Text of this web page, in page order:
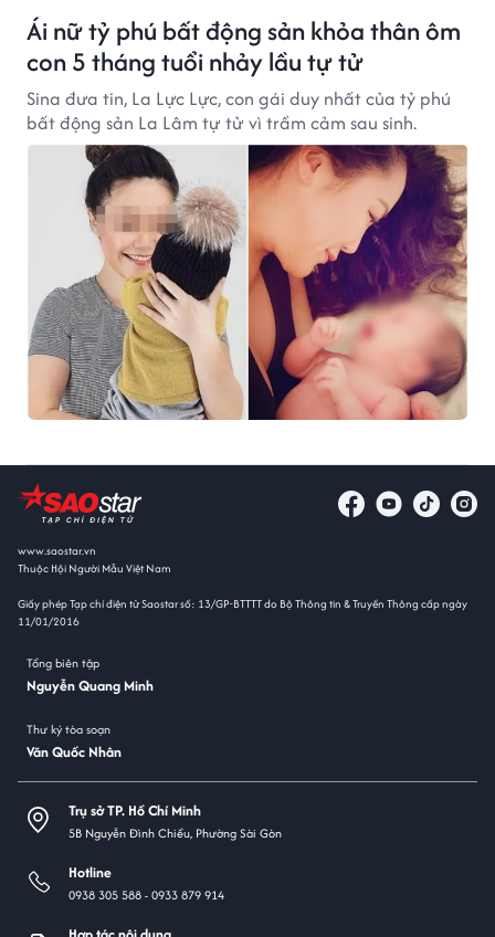
Ái nữ tỷ phú bất động sản khỏa thân ôm
con 5 tháng tuổi nhảy lầu tự tử
Sina đưa tin, La Lực Lực, con gái duy nhất của tỷ phú
bất động sản La Lâm tự tử vì trầm cảm sau sinh.
www.saostar.vn
Thuộc Hội Người Mẫu Việt Nam
Giấy phép Tạp chí điện tử Saostar số: 13/GP-BTTTT do Bộ Thông tin & Truyền Thông cấp ngày
11/01/2016
Tổng biên tập
Nguyễn Quang Minh
Thư ký tòa soạn
Văn Quốc Nhân
Trụ sở TP. Hồ Chí Minh
5B Nguyễn Đình Chiểu, Phường Sài Gòn
Hotline
0938 305 588 -0933 879 914